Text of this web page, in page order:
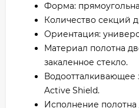
Форма:
Количество секций
Ориентация:
Материал полотна
закаленное стекло.
Водоотталкивающее
Active Shield.
Исполнение